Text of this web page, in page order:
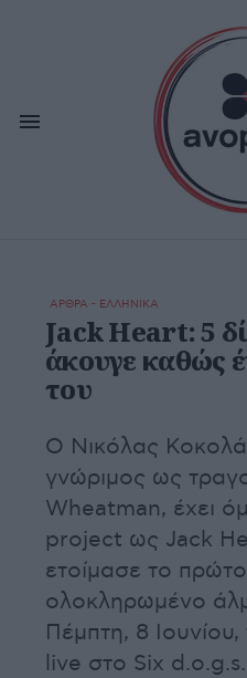
ΑΡΘΡΑ - ΕΛΛΗΝΙΚΑ
Jack Heart: 5
άκουγε καθώς
του
Ο Νικόλας
γνώριμος ως
Wheatman, έχει
project ως Jack
ετοίμασε το
ολοκληρωμένο
Πέμπτη, 8 Ιουνίου,
live στο Six